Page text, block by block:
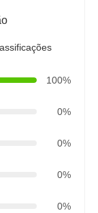
100%
0%
0%
0%
0%